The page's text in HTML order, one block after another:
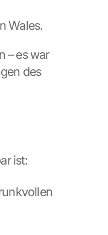
Wales.
– es war
des
ist: